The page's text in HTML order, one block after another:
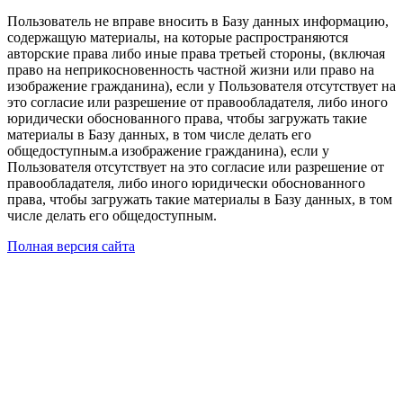
Пользователь не вправе вносить в Базу данных информацию,
содержащую материалы, на которые распространяются
авторские права либо иные права третьей стороны, (включая
право на неприкосновенность частной жизни или право на
изображение гражданина), если у Пользователя отсутствует на
это согласие или разрешение от правообладателя, либо иного
юридически обоснованного права, чтобы загружать такие
материалы в Базу данных, в том числе делать его
общедоступным.а изображение гражданина), если у
Пользователя отсутствует на это согласие или разрешение от
правообладателя, либо иного юридически обоснованного
права, чтобы загружать такие материалы в Базу данных, в том
числе делать его общедоступным.
Полная версия сайта